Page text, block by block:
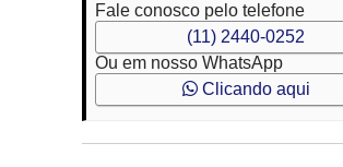
Fale conosco pelo telefone
(11) 2440-0252
Ou em nosso WhatsApp
Clicando aqui